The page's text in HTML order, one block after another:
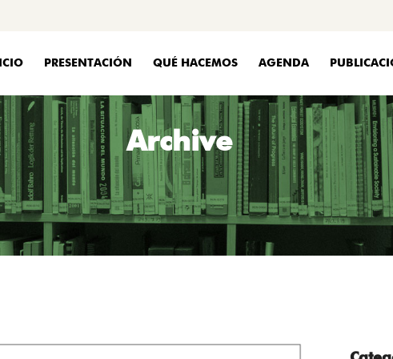
PRESENTACIÓN QUÉ HACEMOS AGENDA
Archive